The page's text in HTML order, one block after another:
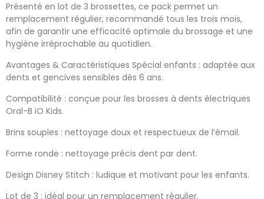
Présenté en lot de 3 brossettes, ce pack permet un
remplacement régulier, recommandé tous les trois mois,
afin de garantir une efficacité optimale du brossage et une
hygiène irréprochable au quotidien.
Avantages & Caractéristiques Spécial enfants : adaptée aux
dents et gencives sensibles dès 6 ans.
Compatibilité : conçue pour les brosses à dents électriques
Oral-B iO Kids.
Brins souples : nettoyage doux et respectueux de l’émail.
Forme ronde : nettoyage précis dent par dent.
Design Disney Stitch : ludique et motivant pour les enfants.
Lot de 3 : idéal pour un remplacement régulier.